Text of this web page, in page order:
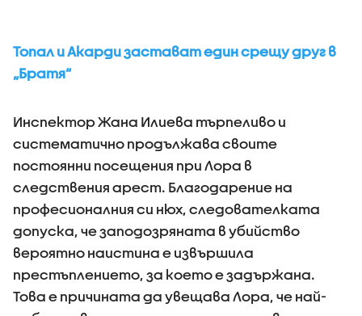
Топал и Акарди застават един срещу друг в
„Братя“
Инспектор Жана Илиева търпеливо и
систематично продължава своите
постоянни посещения при Лора в
следствения арест. Благодарение на
професионалния си нюх, следователката
допуска, че заподозряната в убийство
вероятно наистина е извършила
престъплението, за което е задържана.
Това е причината да увещава Лора, че най-